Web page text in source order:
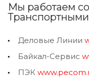
Мы работаем
Деловые Линии
Байкал-Сервис
ПЭК